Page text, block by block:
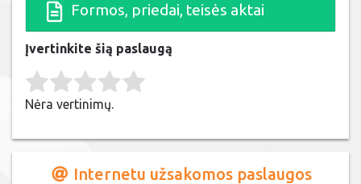
Formos, priedai, teisės aktai
Įvertinkite šią paslaugą
Rate this item:
Nėra vertinimų.
Internetu užsakomos paslaugos